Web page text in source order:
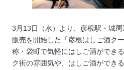
3月13日（水）より、彦根駅・城
販売を開始した「彦根はしご酒ク
称・袋町で気軽にはしご酒ができ
ク街の雰囲気や、はしご酒ができ